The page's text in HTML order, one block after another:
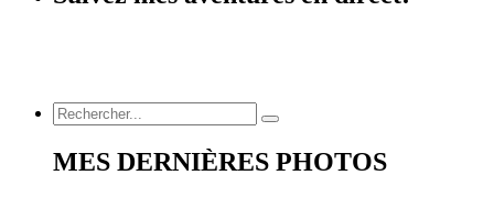
MES DERNIÈRES PHOTOS